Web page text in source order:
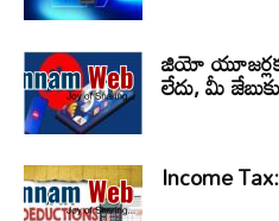
జియో
లేదు, మీ
Income